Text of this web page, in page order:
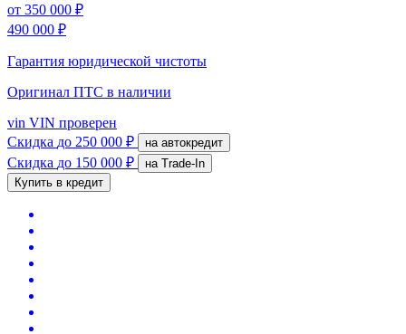
от 350 000 ₽
490 000 ₽
Гарантия юридической чистоты
Оригинал ПТС в наличии
vin VIN проверен
Скидка до 250 000 ₽ на автокредит
Скидка до 150 000 ₽
на Trade-In
Купить в кредит